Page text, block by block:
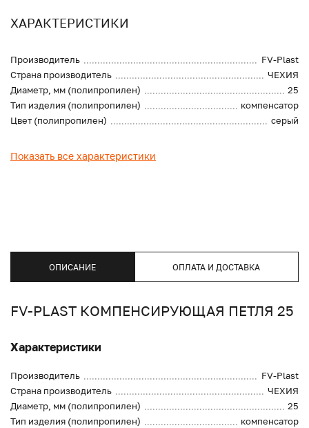
ХАРАКТЕРИСТИКИ
Производитель
FV-Plast
Страна производитель
ЧЕХИЯ
Диаметр, мм (полипропилен)
25
Тип изделия (полипропилен)
компенсатор
Цвет (полипропилен)
серый
Показать все характеристики
ОПИСАНИЕ ОПЛАТА И ДОСТАВКА
FV-PLAST КОМПЕНСИРУЮЩАЯ ПЕТЛЯ 25
Характеристики
Производитель
FV-Plast
Страна производитель
ЧЕХИЯ
Диаметр, мм (полипропилен)
25
Тип изделия (полипропилен)
компенсатор